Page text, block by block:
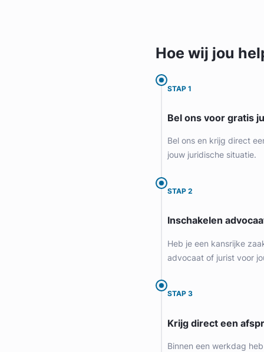
Hoe wij jou
STAP 1
Bel ons voor gratis
Bel ons en krijg direct
jouw juridische situatie.
STAP 2
Inschakelen
Heb je een kansrijke
advocaat of jurist voor
STAP 3
Krijg direct een
Binnen een werkdag